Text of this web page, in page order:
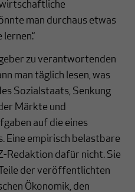
man durchaus etwas
zu verantwortenden
man täglich lesen, was
Sozialstaats, Senkung
Märkte und
auf die eines
Eine empirisch belastbare
Redaktion dafür nicht. Sie
der veröffentlichten
Ökonomik, den